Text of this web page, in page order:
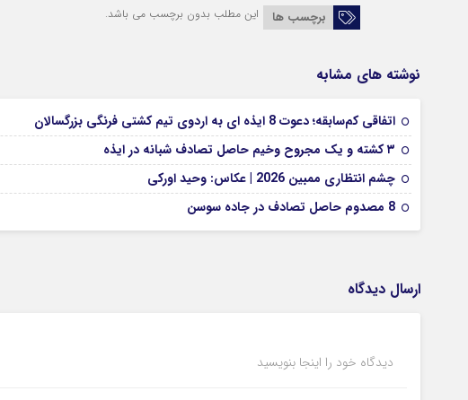
برچسب ها این مطلب بدون برچسب می باشد.
نوشته های مشابه
اتفاقی کم‌سابقه؛ دعوت 8 ایذه ای به اردوی تیم کشتی فرنگی بزرگسالان
۳ کشته و یک مجروح وخیم حاصل تصادف شبانه در ایذه
چشم انتظاری ممبین 2026 | عکاس: وحید اورکی
8 مصدوم حاصل تصادف در جاده سوسن
ارسال دیدگاه
دیدگاه خود را اینجا بنویسید